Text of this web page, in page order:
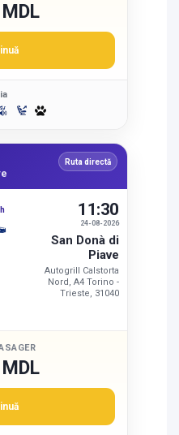
Ruta directă
24-08-2026
11:30
San Donà di
Piave
Autogrill Calstorta
Nord, A4 Torino -
Trieste, 31040